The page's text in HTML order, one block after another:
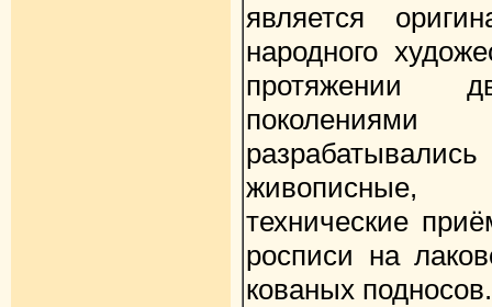
является
народного
протяжении
поколениями
технические
росписи на
кованых подносов.